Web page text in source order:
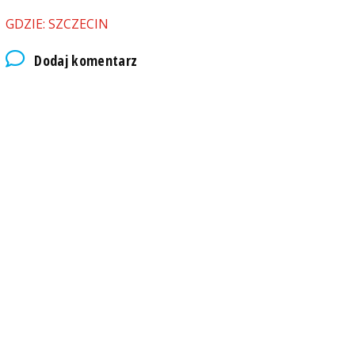
GDZIE: SZCZECIN
Dodaj komentarz